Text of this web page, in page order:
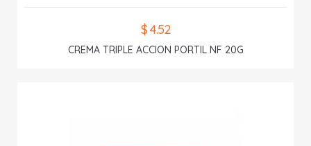
$ 4.52
CREMA TRIPLE ACCION PORTIL NF 20G